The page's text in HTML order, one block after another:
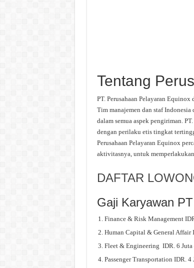
Tentang
PT. Perusahaan Pelayaran
Tim manajemen dan staf
dalam semua aspek pengiriman.
dengan perilaku etis tingkat
Perusahaan Pelayaran Equinox
aktivitasnya, untuk
DAFTAR
Gaji Karyawan
Finance & Risk Management
Human Capital & General Affair
Fleet & Engineering IDR. 6 Juta
Passenger Transportation IDR. 4